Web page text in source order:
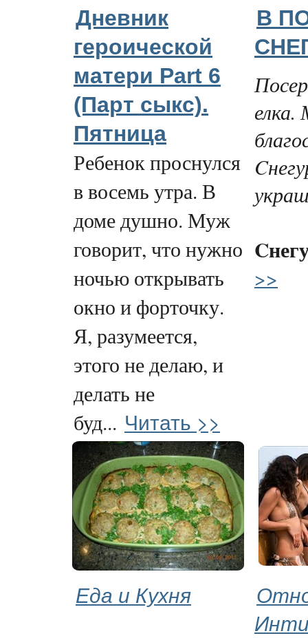
Дневник
героической
матери Part 6
(Парт cыкс).
Пятница
Ребенок проснулся
в восемь утра. В
доме душно. Муж
говорит, что нужно
ночью открывать
окно и форточку.
Я, разумеется,
этого не делаю, и
делать не
буд... Читать >>
В
>>
Еда и Кухня